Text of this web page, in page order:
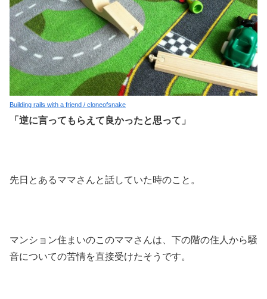
Building rails with a friend / cloneofsnake
「逆に言ってもらえて良かったと思って」
先日とあるママさんと話していた時のこと。
マンション住まいのこのママさんは、下の階の住人から騒
音についての苦情を直接受けたそうです。